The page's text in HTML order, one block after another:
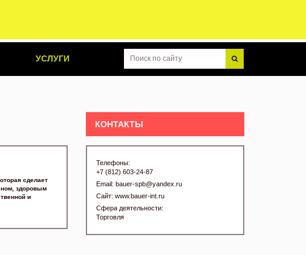
УСЛУГИ
сделает
здоровым
и
КОНТАКТЫ
Телефоны:
+7 (812) 603-24-87
Email: bauer-spb@yandex.ru
Сайт: www.bauer-int.ru
Сфера деятельности:
Торговля